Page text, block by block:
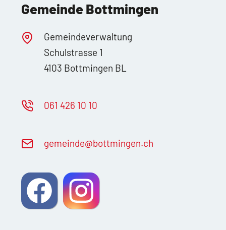
Gemeinde Bottmingen
Gemeindeverwaltung
Schulstrasse 1
4103 Bottmingen BL
061 426 10 10
g m nd b ttm ng n ch